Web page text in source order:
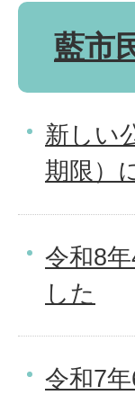
藍市
新しい
期限）
令和8
した
令和7